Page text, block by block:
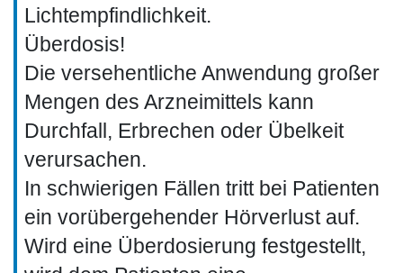
Lichtempfindlichkeit.
Überdosis!
Die versehentliche Anwendung großer
Mengen des Arzneimittels kann
Durchfall, Erbrechen oder Übelkeit
verursachen.
In schwierigen Fällen tritt bei Patienten
ein vorübergehender Hörverlust auf.
Wird eine Überdosierung festgestellt,